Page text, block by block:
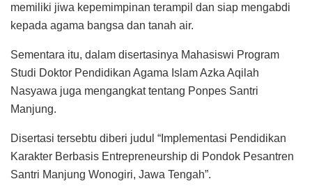
memiliki jiwa kepemimpinan terampil dan siap mengabdi
kepada agama bangsa dan tanah air.
Sementara itu, dalam disertasinya Mahasiswi Program
Studi Doktor Pendidikan Agama Islam Azka Aqilah
Nasyawa juga mengangkat tentang Ponpes Santri
Manjung.
Disertasi tersebtu diberi judul “Implementasi Pendidikan
Karakter Berbasis Entrepreneurship di Pondok Pesantren
Santri Manjung Wonogiri, Jawa Tengah”.